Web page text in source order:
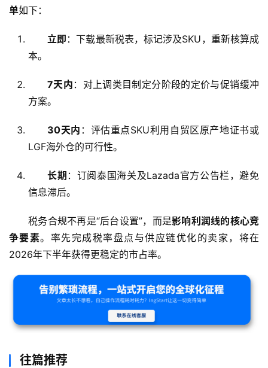
单如下：
立即 ：下载最新税表，标记涉及SKU，重新核算成
本。
7天内 ：对上调类目制定分阶段的定价与促销缓冲
方案。
30天内 ：评估重点SKU利用自贸区原产地证书或
LGF海外仓的可行性。
长期 ：订阅泰国海关及Lazada官方公告栏，避免
信息滞后。
税务合规不再是“后台设置”，而是影响利润线的核心竞
争要素。率先完成税率盘点与供应链优化的卖家，将在
2026年下半年获得更稳定的市占率。
往篇推荐